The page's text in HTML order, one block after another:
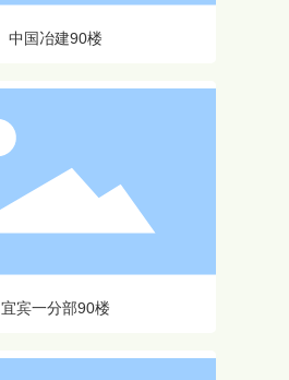
中国冶建90楼
宜宾一分部90楼